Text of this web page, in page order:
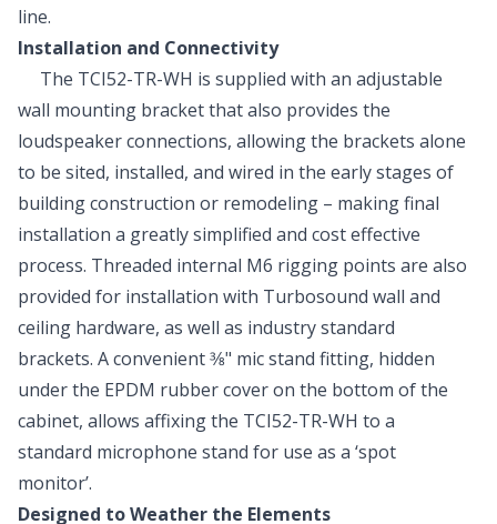
line.
Installation and Connectivity
The TCI52-TR-WH is supplied with an adjustable
wall mounting bracket that also provides the
loudspeaker connections, allowing the brackets alone
to be sited, installed, and wired in the early stages of
building construction or remodeling – making final
installation a greatly simplified and cost effective
process. Threaded internal M6 rigging points are also
provided for installation with Turbosound wall and
ceiling hardware, as well as industry standard
brackets. A convenient 3⁄8" mic stand fitting, hidden
under the EPDM rubber cover on the bottom of the
cabinet, allows affixing the TCI52-TR-WH to a
standard microphone stand for use as a ‘spot
monitor’.
Designed to Weather the Elements